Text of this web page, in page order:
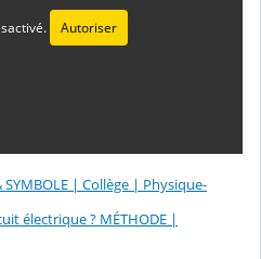
Autoriser
SYMBOLE | Collège | Physique-
électrique ? MÉTHODE |